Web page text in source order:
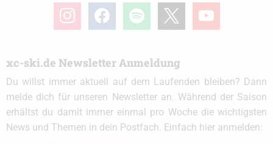
instagramfacebook spotify youtube
xc-ski.de Newsletter Anmeldung
Du willst immer aktuell auf dem Laufenden bleiben? Dann
melde dich für unseren Newsletter an. Während der Saison
erhältst du damit immer einmal pro Woche die wichtigsten
News und Themen in dein Postfach. Einfach hier anmelden: